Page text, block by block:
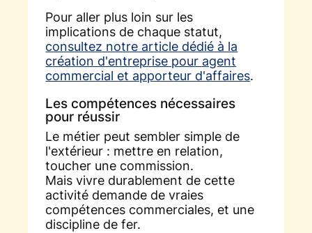
Pour aller plus loin sur les
implications de chaque statut,
consultez notre article dédié à la
création d'entreprise pour agent
commercial et apporteur d'affaires.
Les compétences nécessaires
pour réussir
Le métier peut sembler simple de
l'extérieur : mettre en relation,
toucher une commission.
Mais vivre durablement de cette
activité demande de vraies
compétences commerciales, et une
discipline de fer.